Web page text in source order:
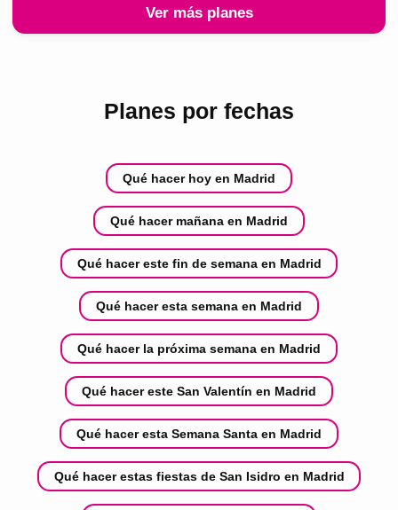
Ver más planes
Planes por fechas
Qué hacer hoy en Madrid
Qué hacer mañana en Madrid
Qué hacer este fin de semana en Madrid
Qué hacer esta semana en Madrid
Qué hacer la próxima semana en Madrid
Qué hacer este San Valentín en Madrid
Qué hacer esta Semana Santa en Madrid
Qué hacer estas fiestas de San Isidro en Madrid